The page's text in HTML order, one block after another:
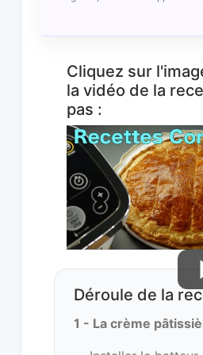
Cliquez sur
la vidéo de la
pas :
Déroule de la
1 - La crème